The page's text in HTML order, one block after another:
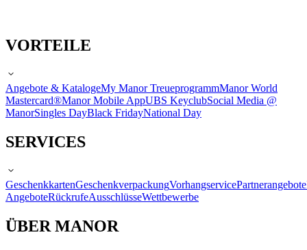
VORTEILE
Angebote & KatalogeMy Manor TreueprogrammManor World
Mastercard®Manor Mobile AppUBS KeyclubSocial Media @
ManorSingles DayBlack FridayNational Day
SERVICES
GeschenkkartenGeschenkverpackungVorhangservicePartnerangebote
AngeboteRückrufeAusschlüsseWettbewerbe
ÜBER MANOR